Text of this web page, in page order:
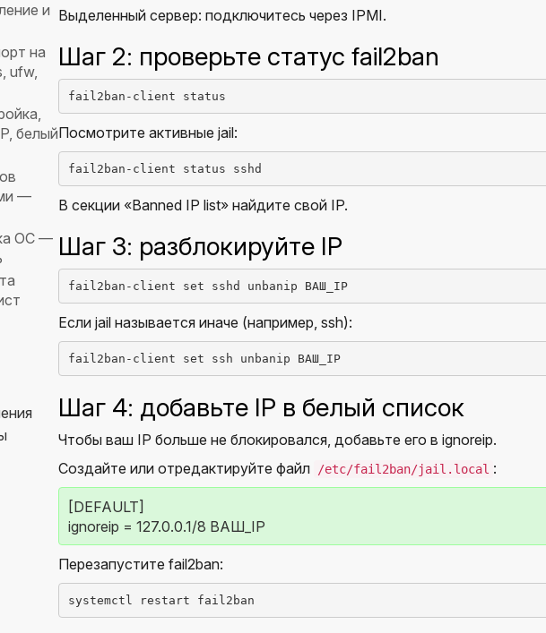
и
на
ufw,
белый
—
ОС —
Выделенный сервер: подключитесь через IPMI.
Шаг 2: проверьте статус fail2ban
fail2ban-client status
Посмотрите активные jail:
fail2ban-client status sshd
В секции «Banned IP list» найдите свой IP.
Шаг 3: разблокируйте IP
fail2ban-client set sshd unbanip ВАШ_IP
Если jail называется иначе (например, ssh):
fail2ban-client set ssh unbanip ВАШ_IP
Шаг 4: добавьте IP в белый список
Чтобы ваш IP больше не блокировался, добавьте его в ignoreip.
Создайте или отредактируйте файл /etc/fail2ban/jail.local :
[DEFAULT]
ignoreip = 127.0.0.1/8 ВАШ_IP
Перезапустите fail2ban:
systemctl restart fail2ban